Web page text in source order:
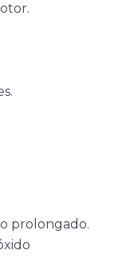
prolongado.